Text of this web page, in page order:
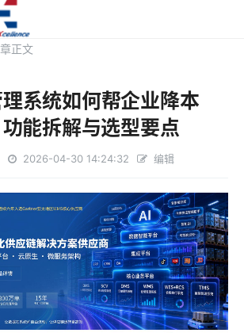
正文
系统如何帮企业降本
能拆解与选型要点
2026-04-30 14:24:32 编辑